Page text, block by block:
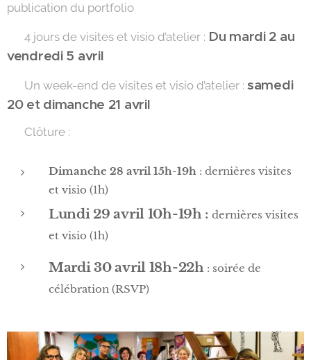
publication du portfolio
👩‍🎨 4 jours de visites et visio d’atelier : Du mardi 2 au
vendredi 5 avril
👩‍🎨 Un week-end de visites et visio d’atelier : samedi
20 et dimanche 21 avril
🎉 Clôture :
Dimanche 28 avril 15h-19h : dernières visites
et visio (1h)
Lundi 29 avril 10h-19h : dernières visites
et visio (1h)
Mardi 30 avril 18h-22h : soirée de
célébration (RSVP)